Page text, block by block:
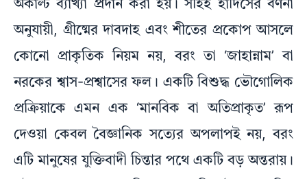
অকাল্ট ব্যাখ্যা প্রদান করা হয়। সহিহ হাদিসের বর্ণনা
অনুযায়ী, গ্রীষ্মের দাবদাহ এবং শীতের প্রকোপ আসলে
কোনো প্রাকৃতিক নিয়ম নয়, বরং তা ‘জাহান্নাম’ বা
নরকের শ্বাস-প্রশ্বাসের ফল। একটি বিশুদ্ধ ভৌগোলিক
প্রক্রিয়াকে এমন এক ‘মানবিক বা অতিপ্রাকৃত’ রূপ
দেওয়া কেবল বৈজ্ঞানিক সত্যের অপলাপই নয়, বরং
এটি মানুষের যুক্তিবাদী চিন্তার পথে একটি বড় অন্তরায়।